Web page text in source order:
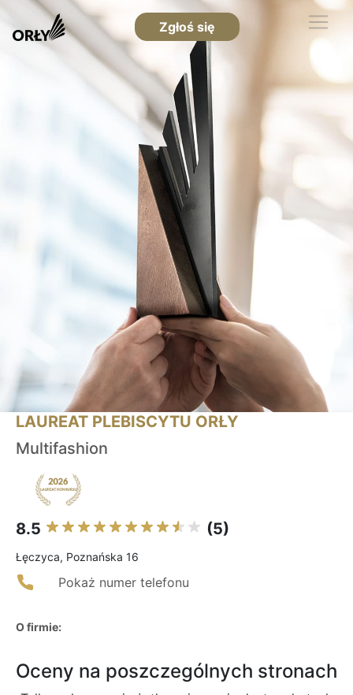
Zgłoś się
LAUREAT PLEBISCYTU ORŁY
Multifashion
8.5 (5)
Łęczyca, Poznańska 16
Pokaż numer telefonu
O firmie:
Oceny na poszczególnych stronach